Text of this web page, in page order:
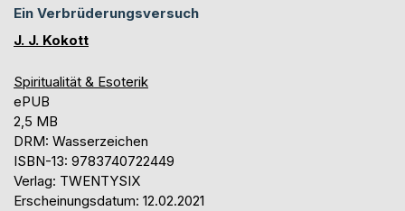
Ein Verbrüderungsversuch
J. J. Kokott
Spiritualität & Esoterik
ePUB
2,5 MB
DRM: Wasserzeichen
ISBN-13: 9783740722449
Verlag: TWENTYSIX
Erscheinungsdatum: 12.02.2021